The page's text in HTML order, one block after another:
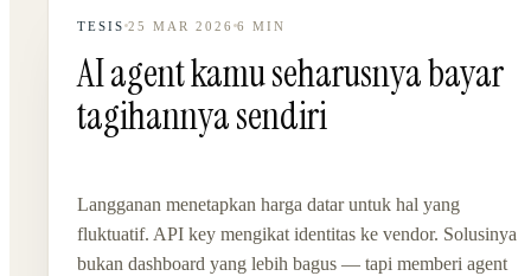
TESIS 25 MAR 2026 6 MIN
AI agent kamu seharusnya bayar
tagihannya sendiri
Langganan menetapkan harga datar untuk hal yang
fluktuatif. API key mengikat identitas ke vendor. Solusinya
bukan dashboard yang lebih bagus — tapi memberi agent